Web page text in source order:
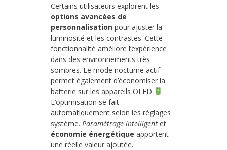
Certains utilisateurs explorent les
options avancées de
personnalisation pour ajuster la
luminosité et les contrastes. Cette
fonctionnalité améliore l’expérience
dans des environnements très
sombres. Le mode nocturne actif
permet également d’économiser la
batterie sur les appareils OLED
.
L’optimisation se fait
automatiquement selon les réglages
système. Paramétrage intelligent et
économie énergétique apportent
une réelle valeur ajoutée.